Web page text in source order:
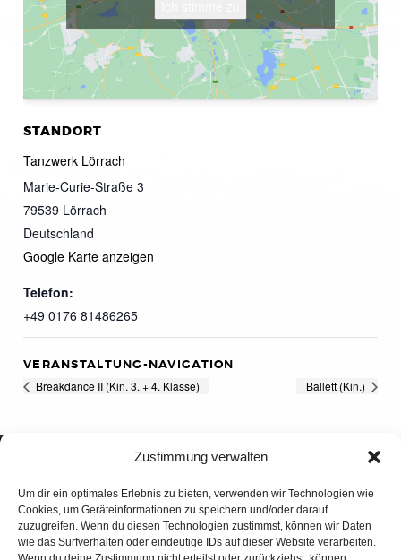
Zustimmung verwalten
Um dir ein optimales Erlebnis zu bieten, verwenden wir Technologien wie
Cookies, um Geräteinformationen zu speichern und/oder darauf
zuzugreifen. Wenn du diesen Technologien zustimmst, können wir Daten
wie das Surfverhalten oder eindeutige IDs auf dieser Website verarbeiten.
STANDORT
Tanzwerk Lörrach
Marie-Curie-Straße 3
79539 Lörrach
Deutschland
Google Karte anzeigen
Telefon:
+49 0176 81486265
VERANSTALTUNG-NAVIGATION
Breakdance II (Kin. 3. + 4. Klasse) Ballett (Kin.)